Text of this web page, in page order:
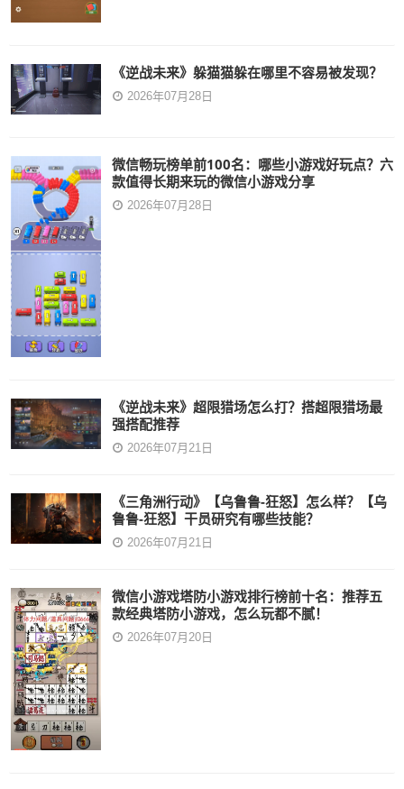
《逆战未来》躲猫猫躲在哪里不容易被发现？
2026年07月28日
微信畅玩榜单前100名：哪些小游戏好玩点？六
款值得长期来玩的微信小游戏分享
2026年07月28日
《逆战未来》超限猎场怎么打？搭超限猎场最
强搭配推荐
2026年07月21日
《三角洲行动》【乌鲁鲁-狂怒】怎么样？【乌
鲁鲁-狂怒】干员研究有哪些技能？
2026年07月21日
微信小游戏塔防小游戏排行榜前十名：推荐五
款经典塔防小游戏，怎么玩都不腻！
2026年07月20日